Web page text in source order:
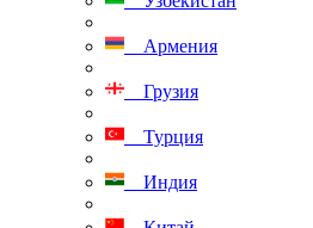
Армения
Грузия
Турция
Индия